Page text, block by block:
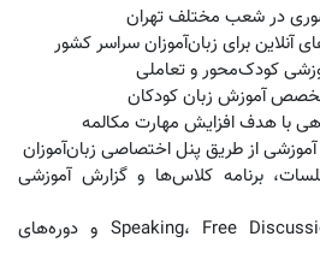
در شعب مختلف تهران
آنلاین برای زبان‌آموزان سراسر کشور
کودک‌محور و تعاملی
آموزش زبان کودکان
با هدف افزایش مهارت مکالمه
آموزشی از طریق پنل اختصاصی زبان‌آموزان
برنامه کلاس‌ها و گزارش آموزشی
برگزاری دوره‌های Speaking، Free Discussion و دوره‌های